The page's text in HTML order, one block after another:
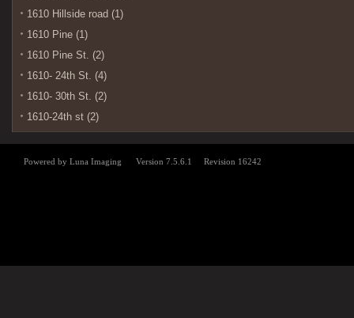
1610 Hillside road (1)
1610 Pine (1)
1610 Pine St. (2)
1610- 24th St. (4)
1610- 30th St. (2)
1610-24th st (2)